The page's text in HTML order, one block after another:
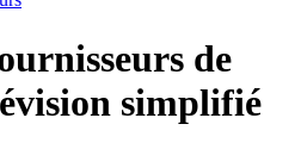
de
simplifié